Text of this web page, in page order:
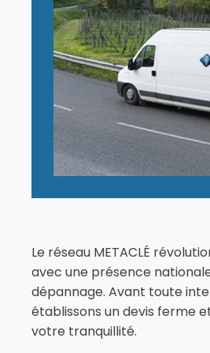
Le réseau METACLÉ
avec une présence
dépannage. Avant toute
établissons un devis ferme
votre tranquillité.